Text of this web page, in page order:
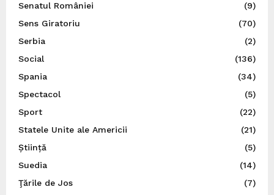
Senatul României
(9)
Sens Giratoriu
(70)
Serbia
(2)
Social
(136)
Spania
(34)
Spectacol
(5)
Sport
(22)
Statele Unite ale Americii
(21)
Știință
(5)
Suedia
(14)
Ţările de Jos
(7)